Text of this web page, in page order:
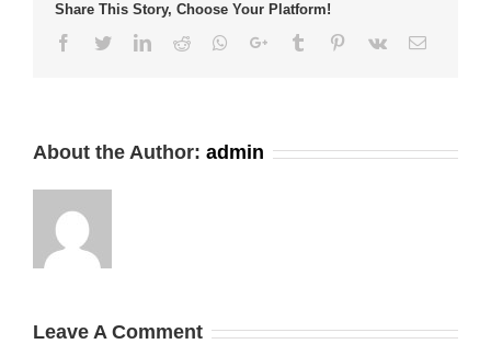
Share This Story, Choose Your Platform!
Facebook
TwitterLinkedIn
Reddit Whatsapp
Google+Tumblr Pinterest
Vk Email
About the Author: admin
Leave A Comment